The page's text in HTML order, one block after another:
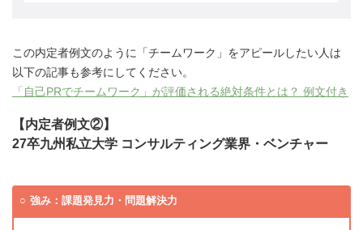
この内定者例文のように「チームワーク」をアピールしたい人は
以下の記事も参考にしてください。
「自己PRでチームワーク」が評価される絶対条件とは？ 例文付き
【内定者例文②】
27卒九州私立大学 コンサルティング業界・ベンチャー
強み：課題発見力・問題解決力